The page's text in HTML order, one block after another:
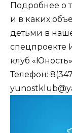
Подробнее о
и в каких
детьми в
спецпроекте
клуб
Телефон: